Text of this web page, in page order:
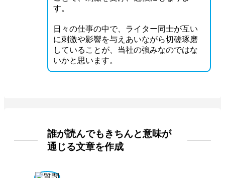
す。
日々の仕事の中で、ライター同士が互い
に刺激や影響を与えあいながら切磋琢磨
していることが、当社の強みなのではな
いかと思います。
誰が読んでもきちんと意味が
通じる文章を作成